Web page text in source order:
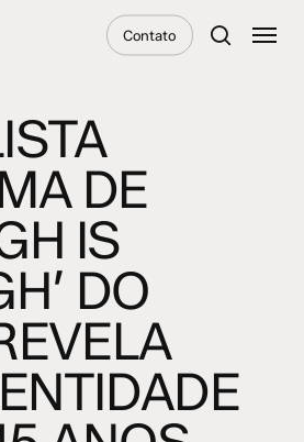
Contato
search
Menu
DE
IS
DO